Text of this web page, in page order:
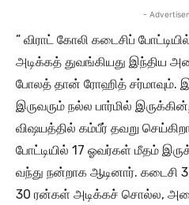
-
” விராட் கோலி கடைசிப்
அடிக்கத் துவங்கியது இந்திய
போலத் தான் ரோஹித் சர்மாவும்.
இருவரும் நல்ல பார்மில்
விஷயத்தில் கம்பீர் தவறு
போட்டியில் 17 ஓவர்கள் மீதம்
வந்து நன்றாக ஆடினார். கடைசி
30 ரன்கள் அடிக்கச் சொல்ல,